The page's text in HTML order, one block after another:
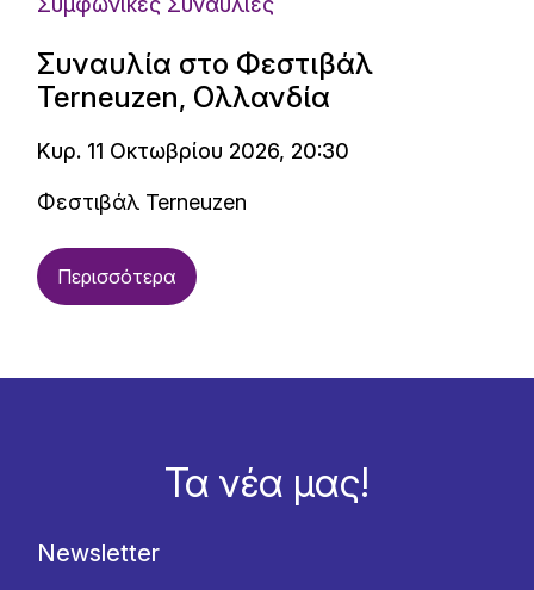
Συναυλία στο Φεστιβάλ
Terneuzen, Ολλανδία
Κυρ. 11 Οκτωβρίου 2026, 20:30
Φεστιβάλ Terneuzen
Περισσότερα
Τα νέα μας!
Newsletter